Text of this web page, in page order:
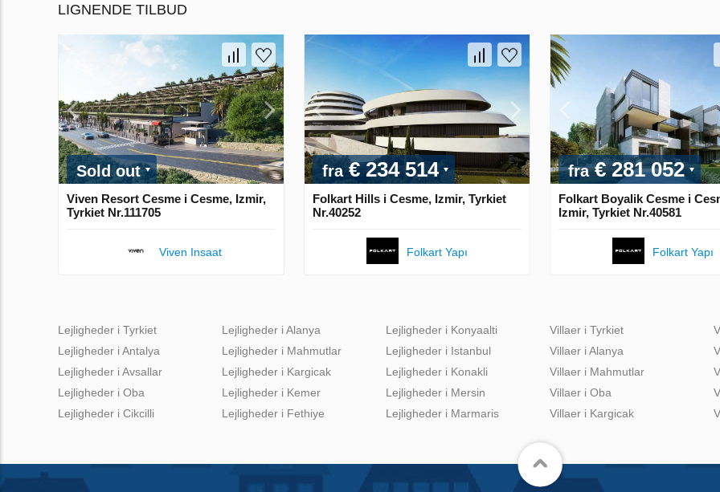
LIGNENDE TILBUD
Sold out
Viven Resort Cesme i Cesme, Izmir,
Tyrkiet Nr.111705
Viven Insaat
fra€ 234 514
Folkart Hills i Cesme, Izmir, Tyrkiet
Nr.40252
Folkart Yapı
fra€ 281 052
Folkart Boyalik Cesme i
Izmir, Tyrkiet Nr.40581
Folkart Yapı
Lejligheder i Tyrkiet
Lejligheder i Antalya
Lejligheder i Avsallar
Lejligheder i Oba
Lejligheder i Cikcilli
Lejligheder i Alanya
Lejligheder i Mahmutlar
Lejligheder i Kargicak
Lejligheder i Kemer
Lejligheder i Fethiye
Lejligheder i Konyaalti
Lejligheder i Istanbul
Lejligheder i Konakli
Lejligheder i Mersin
Lejligheder i Marmaris
Villaer i Tyrkiet
Villaer i Alanya
Villaer i Mahmutlar
Villaer i Oba
Villaer i Kargicak